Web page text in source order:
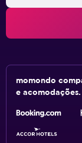
momondo
e acomodações.